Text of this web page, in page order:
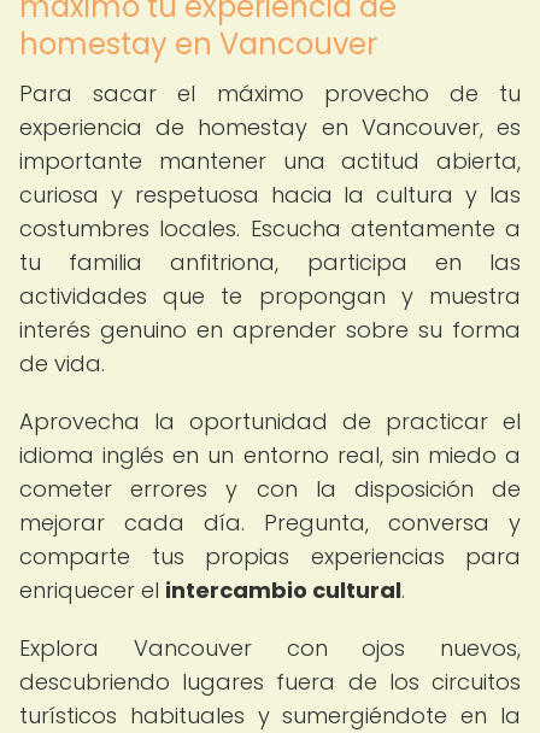
homestay en Vancouver
Para sacar el máximo provecho de tu
experiencia de homestay en Vancouver, es
importante mantener una actitud abierta,
curiosa y respetuosa hacia la cultura y las
costumbres locales. Escucha atentamente a
tu familia anfitriona, participa en las
actividades que te propongan y muestra
interés genuino en aprender sobre su forma
de vida.
Aprovecha la oportunidad de practicar el
idioma inglés en un entorno real, sin miedo a
cometer errores y con la disposición de
mejorar cada día. Pregunta, conversa y
comparte tus propias experiencias para
enriquecer el intercambio cultural.
Explora Vancouver con ojos nuevos,
descubriendo lugares fuera de los circuitos
turísticos habituales y sumergiéndote en la